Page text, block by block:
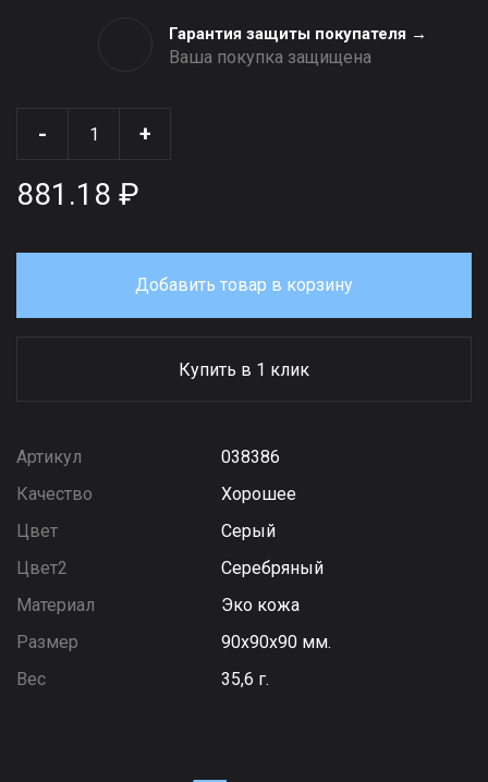
Гарантия защиты покупателя →
Ваша покупка защищена
- +
881.18 ₽
Добавить товар в корзину
Купить в 1 клик
Артикул
038386
Качество
Хорошее
Цвет
Серый
Цвет2
Серебряный
Материал
Эко кожа
Размер
90х90х90 мм.
Вес
35,6 г.